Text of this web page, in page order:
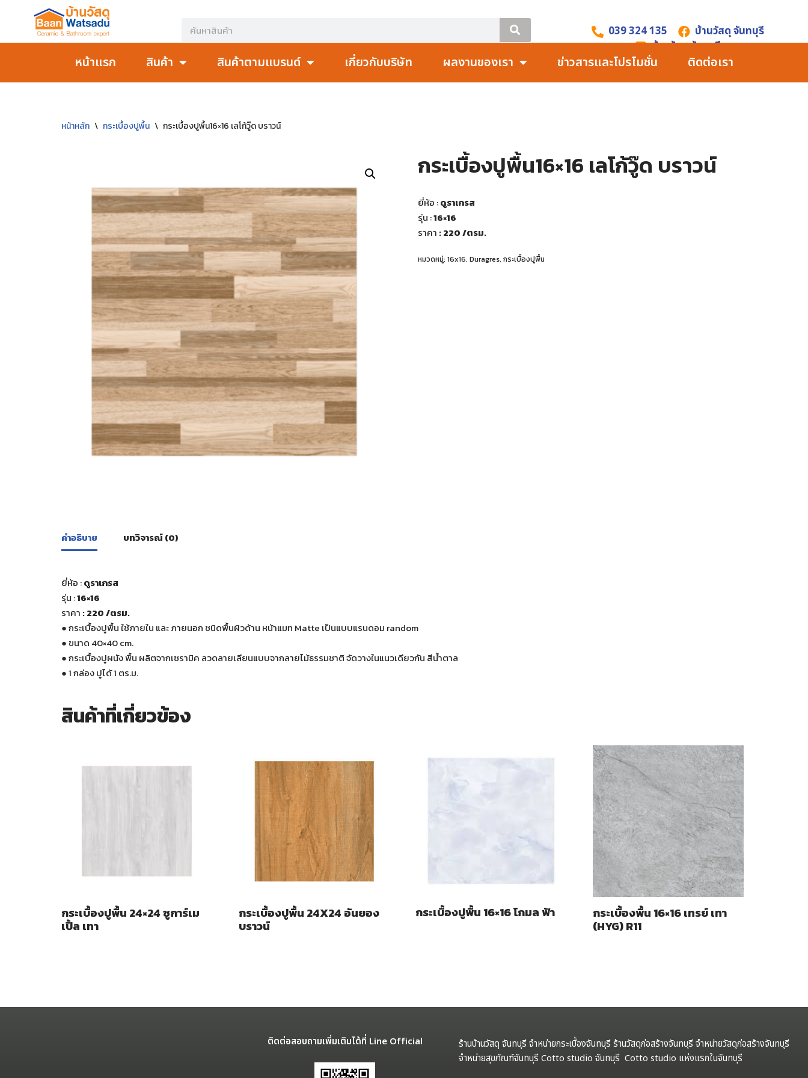
039 324 135
บ้านวัสดุ จันทบุรี
บ้านวัสดุ จันทบุรี
หน้าแรก สินค้า สินค้าตามแบรนด์ เกี่ยวกับบริษัท ผลงานของเรา ข่าวสารและโปรโมชั่น ติดต่อเรา
หน้าหลัก \ กระเบื้องปูพื้น \ กระเบื้องปูพื้น16×16 เลโก้วู๊ด บราวน์
กระเบื้องปูพื้น16×16 เลโก้วู๊ด บราวน์
ยี่ห้อ :ดูราเกรส
รุ่น :16×16
ราคา : 220/ตรม.
หมวดหมู่: 16x16, Duragres, กระเบื้องปูพื้น
คำอธิบาย บทวิจารณ์ (0)
ยี่ห้อ :ดูราเกรส
รุ่น :16×16
ราคา : 220/ตรม.
●กระเบื้องปูพื้น ใช้ภายใน และ ภายนอก ชนิดพื้นผิวด้าน หน้าแมท Matte เป็นแบบแรนดอม random
● ขนาด 40×40 cm.
●กระเบื้องปูผนัง พื้น ผลิตจากเซรามิค ลวดลายเลียนแบบจากลายไม้ธรรมชาติ จัดวางในแนวเดียวกัน สีน้ำตาล
●1 กล่อง ปูได้ 1 ตร.ม.
สินค้าที่เกี่ยวข้อง
กระเบื้องปูพื้น 24×24 ซูการ์เม
เปิ้ล เทา
กระเบื้องปูพื้น 24X24 อันยอง
บราวน์
กระเบื้องปูพื้น 16×16 โกมล ฟ้า กระเบื้องพื้น 16×16 เทรย์ เทา
(HYG) R11
ติดต่อสอบถามเพิ่มเติมได้ที่ Line Official
ร้านบ้านวัสดุ จันทบุรี จำหน่ายกระเบื้องจันทบุรี ร้านวัสดุก่อสร้างจันทบุรี จำหน่ายวัสดุก่อสร้างจันทบุรี
จำหน่ายสุขภัณฑ์จันทบุรี Cotto studio จันทบุรี Cotto studio แห่งแรกในจันทบุรี